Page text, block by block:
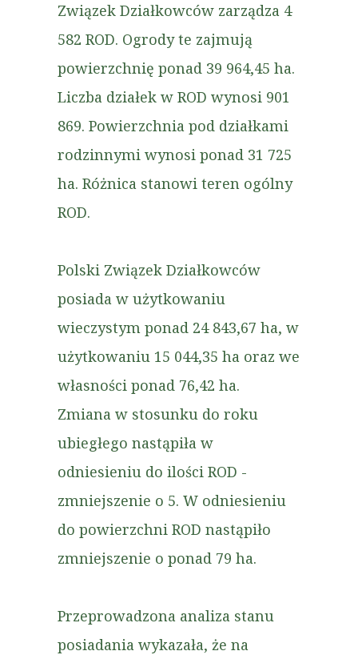
Związek Działkowców zarządza 4
582 ROD. Ogrody te zajmują
powierzchnię ponad 39 964,45 ha.
Liczba działek w ROD wynosi 901
869. Powierzchnia pod działkami
rodzinnymi wynosi ponad 31 725
ha. Różnica stanowi teren ogólny
ROD.
Polski Związek Działkowców
posiada w użytkowaniu
wieczystym ponad 24 843,67 ha, w
użytkowaniu 15 044,35 ha oraz we
własności ponad 76,42 ha.
Zmiana w stosunku do roku
ubiegłego nastąpiła w
odniesieniu do ilości ROD -
zmniejszenie o 5. W odniesieniu
do powierzchni ROD nastąpiło
zmniejszenie o ponad 79 ha.
Przeprowadzona analiza stanu
posiadania wykazała, że na